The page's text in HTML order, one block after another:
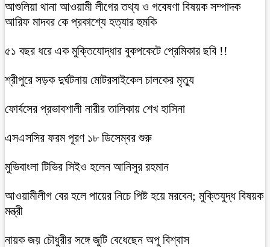
আশুলিয়া থানা আওয়ামী লীগের তথ্য ও গবেষণা বিষয়ক সম্পাদক
আরিফ মাদবর কে প্রকাশ্যে হত্যার হুমকি
৫১ বছর ধরে এক মুক্তিযোদ্ধার বুকপকেটে প্রেমিকার ছবি !!
শ্রীপুরে সড়ক দুর্ঘটনায় মোটরসাইকেল চালকের মৃত্যু
ফোর্বসের প্রভাবশালী নারীর তালিকায় শেখ হাসিনা
এসএসসির ফরম পূরণ ১৮ ডিসেম্বর শুরু
মুভিবাংলা টিভির সিইও হলেন আনিসুর রহমান
আওয়ামীলীগ বের হলে পায়ের নিচে পিষ্ট হয়ে মরবেন; মুক্তিযুদ্ধ বিষয়ক
মন্ত্রী
নায়ক জয় চৌধুরীর সঙ্গে জুটি বেধেছেন অপু বিশ্বাস